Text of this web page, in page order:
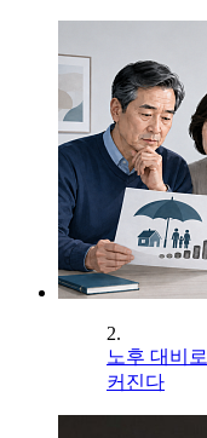
2.
노후 대비
커진다